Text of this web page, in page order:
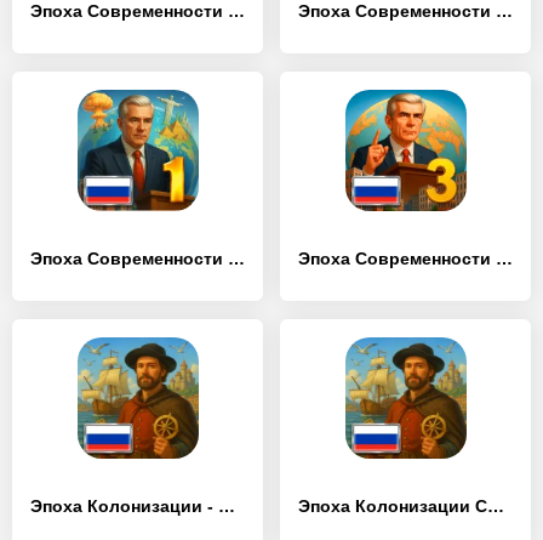
Эпоха Современности 1 – Симулятор Президента Эпоха Современности 2 Премиум
Эпоха Современности 1 Премиум Эпоха Современности 3 – Симулятор Президента
Эпоха Колонизации - Симулятор Средневековья Эпоха Колонизации Средневековья PRO